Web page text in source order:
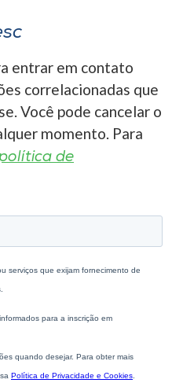
entrar em contato
correlacionadas que
Você pode cancelar o
momento. Para
de